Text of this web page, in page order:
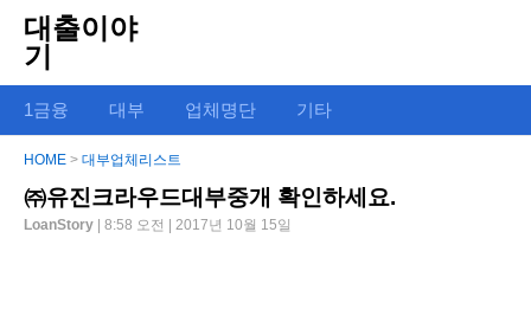
대출이야
기
1금융 대부 업체명단 기타
HOME > 대부업체리스트
㈜유진크라우드대부중개 확인하세요.
LoanStory | 8:58 오전 | 2017년 10월 15일